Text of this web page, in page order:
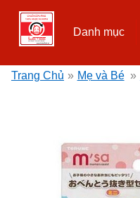
Danh mục
Trang Chủ » Mẹ và Bé »